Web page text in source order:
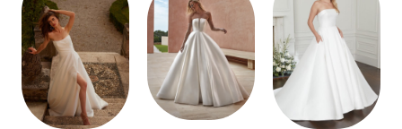
Style
1013903
Style
4167
Style
11314